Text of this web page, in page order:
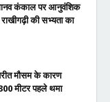
कंकाल पर आनुवंशिक
की सभ्यता का
मौसम के कारण
मीटर पहले थमा